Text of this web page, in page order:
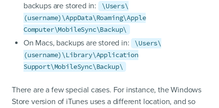
backups are stored in:
\Users\
(username)\AppData\Roaming\Apple
Computer\MobileSync\Backup\
On Macs, backups are stored in:
\Users\
(username)\Library\Application
Support\MobileSync\Backup\
There are a few special cases. For instance, the Windows
Store version of iTunes uses a different location, and so